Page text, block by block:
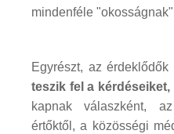
mindenféle
Egyrészt, az érdeklődők
teszik fel a kérdéseiket,
kapnak válaszként,
értőktől, a közösségi